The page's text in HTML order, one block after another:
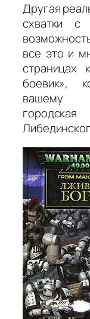
Другая
схватки с
все это и
страницах
боевик»,
вашему